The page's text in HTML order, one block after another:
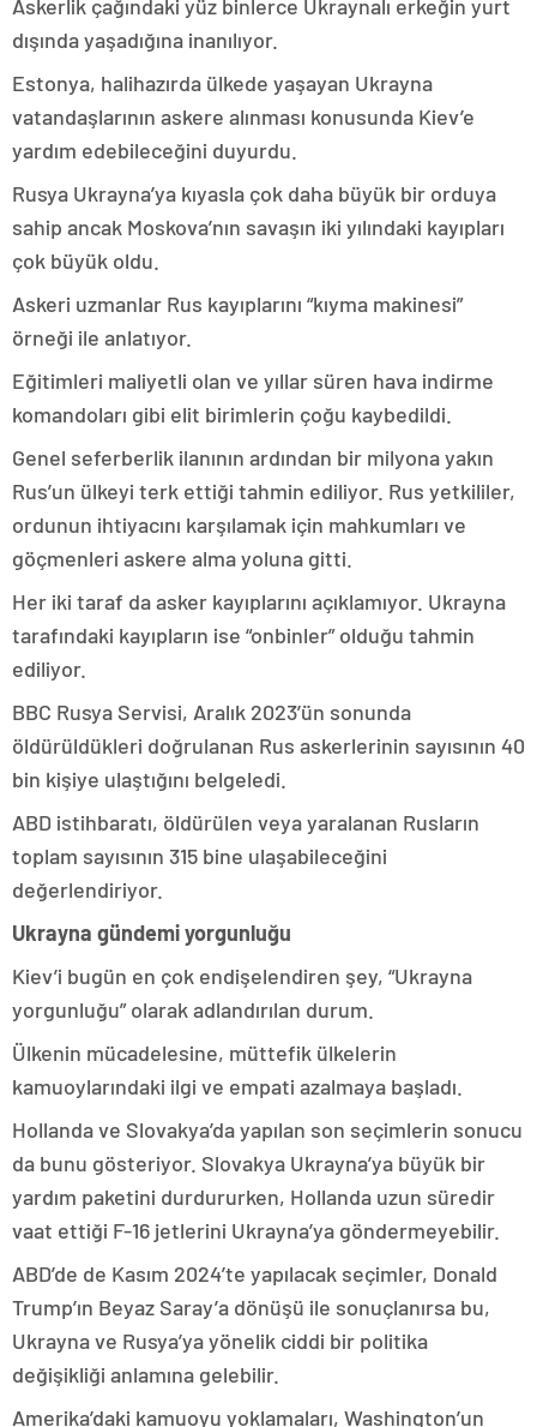
Askerlik çağındaki yüz binlerce Ukraynalı erkeğin yurt
dışında yaşadığına inanılıyor.
Estonya, halihazırda ülkede yaşayan Ukrayna
vatandaşlarının askere alınması konusunda Kiev’e
yardım edebileceğini duyurdu.
Rusya Ukrayna’ya kıyasla çok daha büyük bir orduya
sahip ancak Moskova’nın savaşın iki yılındaki kayıpları
çok büyük oldu.
Askeri uzmanlar Rus kayıplarını “kıyma makinesi”
örneği ile anlatıyor.
Eğitimleri maliyetli olan ve yıllar süren hava indirme
komandoları gibi elit birimlerin çoğu kaybedildi.
Genel seferberlik ilanının ardından bir milyona yakın
Rus’un ülkeyi terk ettiği tahmin ediliyor. Rus yetkililer,
ordunun ihtiyacını karşılamak için mahkumları ve
göçmenleri askere alma yoluna gitti.
Her iki taraf da asker kayıplarını açıklamıyor. Ukrayna
tarafındaki kayıpların ise “onbinler” olduğu tahmin
ediliyor.
BBC Rusya Servisi, Aralık 2023’ün sonunda
öldürüldükleri doğrulanan Rus askerlerinin sayısının 40
bin kişiye ulaştığını belgeledi.
ABD istihbaratı, öldürülen veya yaralanan Rusların
toplam sayısının 315 bine ulaşabileceğini
değerlendiriyor.
Ukrayna gündemi yorgunluğu
Kiev’i bugün en çok endişelendiren şey, “Ukrayna
yorgunluğu” olarak adlandırılan durum.
Ülkenin mücadelesine, müttefik ülkelerin
kamuoylarındaki ilgi ve empati azalmaya başladı.
Hollanda ve Slovakya’da yapılan son seçimlerin sonucu
da bunu gösteriyor. Slovakya Ukrayna’ya büyük bir
yardım paketini durdururken, Hollanda uzun süredir
vaat ettiği F-16 jetlerini Ukrayna’ya göndermeyebilir.
ABD’de de Kasım 2024’te yapılacak seçimler, Donald
Trump’ın Beyaz Saray’a dönüşü ile sonuçlanırsa bu,
Ukrayna ve Rusya’ya yönelik ciddi bir politika
değişikliği anlamına gelebilir.
Amerika’daki kamuoyu yoklamaları, Washington’un